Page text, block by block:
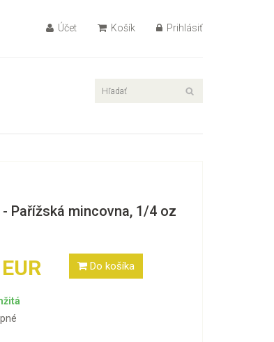
Účet Košík Prihlásiť
Pařížská mincovna, 1/4 oz
Do košíka